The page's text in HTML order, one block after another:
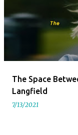
The Space
Langfield
7/13/2021